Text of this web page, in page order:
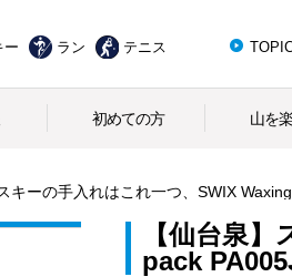
ー ラン テニス
初めての方 山を
キーの手入れはこれ一つ、SWIX
【仙台泉
pack